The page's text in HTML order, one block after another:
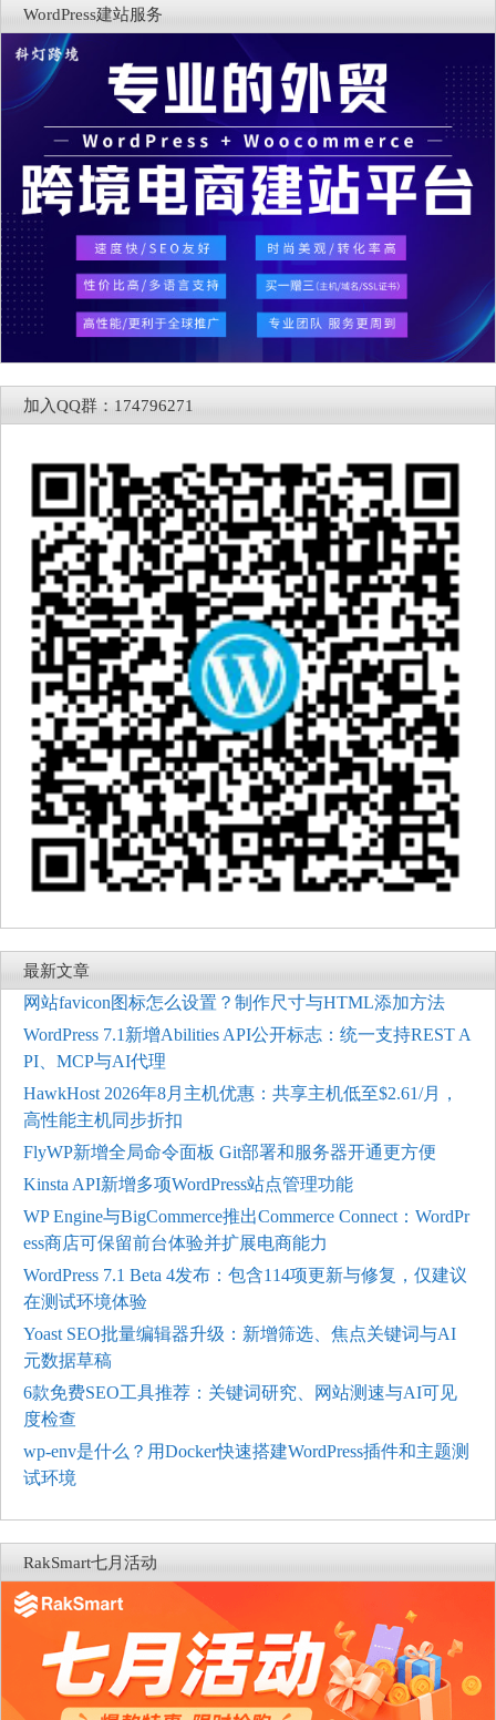
WordPress建站服务
加入QQ群：174796271
最新文章
网站favicon图标怎么设置？制作尺寸与HTML添加方法
WordPress 7.1新增Abilities API公开标志：统一支持REST A
PI、MCP与AI代理
HawkHost 2026年8月主机优惠：共享主机低至$2.61/月，
高性能主机同步折扣
FlyWP新增全局命令面板 Git部署和服务器开通更方便
Kinsta API新增多项WordPress站点管理功能
WP Engine与BigCommerce推出Commerce Connect：WordPr
ess商店可保留前台体验并扩展电商能力
WordPress 7.1 Beta 4发布：包含114项更新与修复，仅建议
在测试环境体验
Yoast SEO批量编辑器升级：新增筛选、焦点关键词与AI
元数据草稿
6款免费SEO工具推荐：关键词研究、网站测速与AI可见
度检查
wp-env是什么？用Docker快速搭建WordPress插件和主题测
试环境
RakSmart七月活动